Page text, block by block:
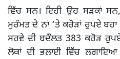
ਵਿੱਚ ਸਨ। ਇਹੀ ਉਹ ਸੜਕਾਂ ਸਨ,
ਮੁਰੰਮਤ ਦੇ ਨਾਂ ‘ਤੇ ਕਰੋੜਾਂ ਰੁਪਏ
ਸਰਵੇ ਦੀ ਬਦੌਲਤ 383 ਕਰੋੜ
ਲੋਕਾਂ ਦੀ ਭਲਾਈ ਵਿੱਚ ਲਗਾਇਆ